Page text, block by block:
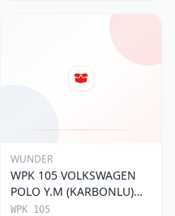
WUNDER
WPK 105 VOLKSWAGEN
POLO Y.M (KARBONLU)
6Q0 819 653 Polen Filtresi
WPK 105